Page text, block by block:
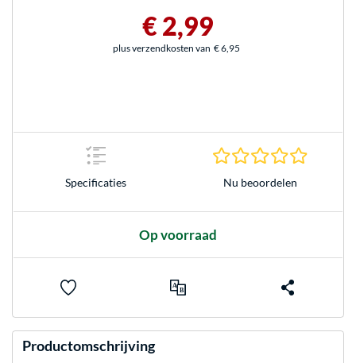
€ 2,99
plus verzendkosten van € 6,95
Specificaties Nu beoordelen
Op voorraad
Productomschrijving